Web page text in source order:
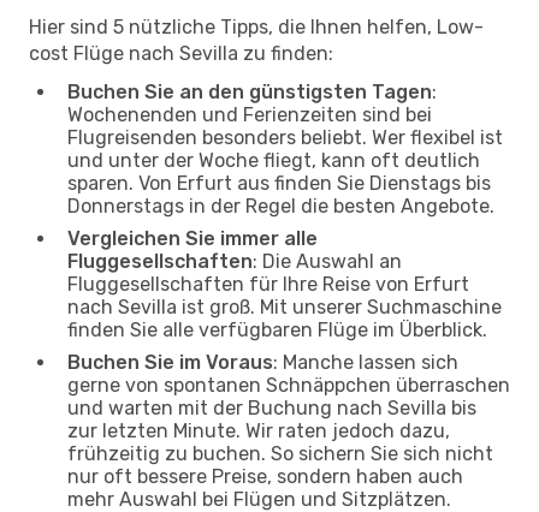
Hier sind 5 nützliche Tipps, die Ihnen helfen, Low-
cost Flüge nach Sevilla zu finden:
Buchen Sie an den günstigsten Tagen:
Wochenenden und Ferienzeiten sind bei
Flugreisenden besonders beliebt. Wer flexibel ist
und unter der Woche fliegt, kann oft deutlich
sparen. Von Erfurt aus finden Sie Dienstags bis
Donnerstags in der Regel die besten Angebote.
Vergleichen Sie immer alle
Fluggesellschaften: Die Auswahl an
Fluggesellschaften für Ihre Reise von Erfurt
nach Sevilla ist groß. Mit unserer Suchmaschine
finden Sie alle verfügbaren Flüge im Überblick.
Buchen Sie im Voraus: Manche lassen sich
gerne von spontanen Schnäppchen überraschen
und warten mit der Buchung nach Sevilla bis
zur letzten Minute. Wir raten jedoch dazu,
frühzeitig zu buchen. So sichern Sie sich nicht
nur oft bessere Preise, sondern haben auch
mehr Auswahl bei Flügen und Sitzplätzen.